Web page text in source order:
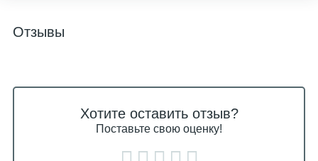
Отзывы
Хотите оставить отзыв?
Поставьте свою оценку!